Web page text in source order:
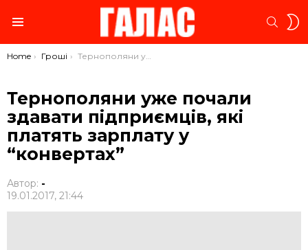
You are here:
Home Гроші Тернополяни уже почали здавати підприємців, які платять зарплату у “конвертах”
Тернополяни уже почали
здавати підприємців, які
платять зарплату у
“конвертах”
Автор: -
19.01.2017, 21:44